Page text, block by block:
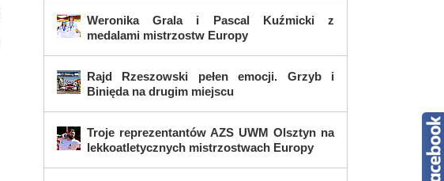
Weronika Grala i Pascal Kuźmicki z
medalami mistrzostw Europy
Rajd Rzeszowski pełen emocji. Grzyb i
Binięda na drugim miejscu
Troje reprezentantów AZS UWM Olsztyn na
lekkoatletycznych mistrzostwach Europy